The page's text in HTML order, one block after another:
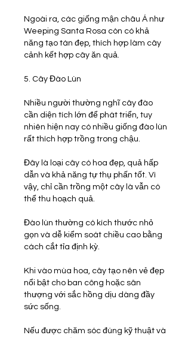
Ngoài ra, các giống mận châu Á như
Weeping Santa Rosa còn có khả
năng tạo tán đẹp, thích hợp làm cây
cảnh kết hợp cây ăn quả.
5. Cây Đào Lùn
Nhiều người thường nghĩ cây đào
cần diện tích lớn để phát triển, tuy
nhiên hiện nay có nhiều giống đào lùn
rất thích hợp trồng trong chậu.
Đây là loại cây có hoa đẹp, quả hấp
dẫn và khả năng tự thụ phấn tốt. Vì
vậy, chỉ cần trồng một cây là vẫn có
thể thu hoạch quả.
Đào lùn thường có kích thước nhỏ
gọn và dễ kiểm soát chiều cao bằng
cách cắt tỉa định kỳ.
Khi vào mùa hoa, cây tạo nên vẻ đẹp
nổi bật cho ban công hoặc sân
thượng với sắc hồng dịu dàng đầy
sức sống.
Nếu được chăm sóc đúng kỹ thuật và